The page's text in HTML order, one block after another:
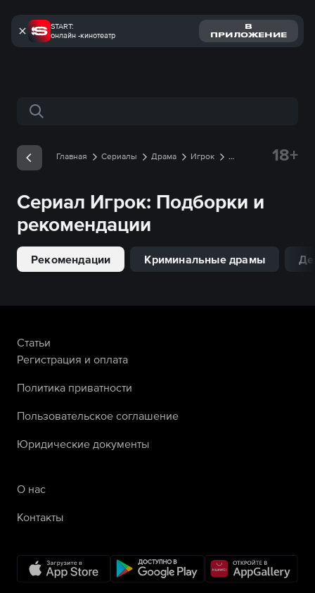
START:
онлайн -кинотеатр
В
ПРИЛОЖЕНИЕ
Поиск по сайту
Главная Сериалы Драма
Игрок
18+
Сериал Игрок: Подборки и
рекомендации
Рекомендации Криминальные драмы
Статьи
Регистрация и оплата
Политика приватности
Пользовательское соглашение
Юридические документы
О нас
Контакты